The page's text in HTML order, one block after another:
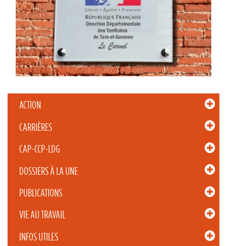
ACTION
CARRIÈRES
CAP-CCP-LDG
DOSSIERS À LA UNE
PUBLICATIONS
VIE AU TRAVAIL
INFOS UTILES